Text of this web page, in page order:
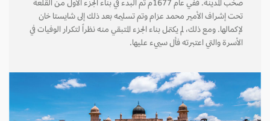
صخب المدينة. ففي عام 1677م تم البدء في بناء الجزء الأول من القلعة
تحت إشراف الأمير محمد عزام وتم تسليمه بعد ذلك إلى شايستا خان
لإكمالها. ومع ذلك، لم يكتمل بناء الجزء المتبقي منه نظراً لتكرار الوفيات في
الأسرة والتي اعتبرته فأل سييء عليها.